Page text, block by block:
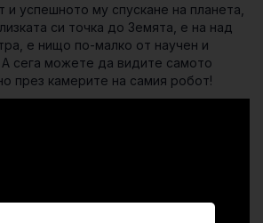
успешното му спускане на планета,
си точка до Земята, е на над
е нищо по-малко от научен и
сега можете да видите самото
през камерите на самия робот!